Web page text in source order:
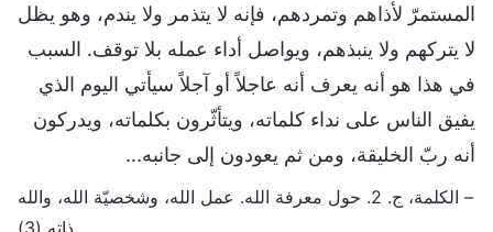
المستمرّ لأذاهم وتمردهم، فإنه لا يتذمر ولا يندم، وهو يظل
لا يتركهم ولا ينبذهم، ويواصل أداء عمله بلا توقف. السبب
في هذا هو أنه يعرف أنه عاجلاً أو آجلاً سيأتي اليوم الذي
يفيق الناس على نداء كلماته، ويتأثّرون بكلماته، ويدركون
أنه ربّ الخليقة، ومن ثم يعودون إلى جانبه...
– الكلمة، ج. 2. حول معرفة الله. عمل الله، وشخصيّة الله، والله
ذاته (3)